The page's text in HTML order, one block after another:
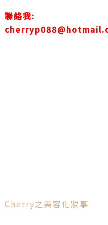
聯絡我:
Cherry之美容化妝事